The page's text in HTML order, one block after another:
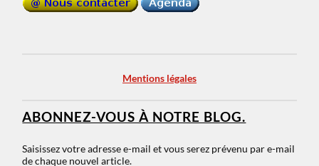
Mentions légales
ABONNEZ-VOUS À NOTRE BLOG.
Saisissez votre adresse e-mail et vous serez prévenu par e-mail
de chaque nouvel article.